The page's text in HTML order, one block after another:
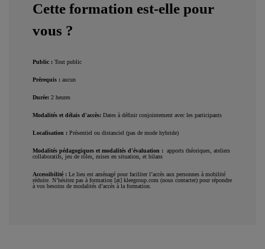
Cette formation est-elle pour
vous ?
Public : Tout public
Prérequis : aucun
Durée: 2 heures
Modalités et délais d'accès: Dates à définir conjointement avec les participants
Localisation : Présentiel ou distanciel (pas de mode hybride)
Modalités pédagogiques et modalités d'évaluation : apports théoriques, ateliers
collaboratifs, jeu de rôles, mises en situation, et bilans
Accessibilité : Le lieu est aménagé pour faciliter l’accès aux personnes à mobilité
réduite. N’hésitez pas à formation [at] kleegroup.com (nous contacter) pour répondre
à vos besoins de modalités d’accès à la formation.